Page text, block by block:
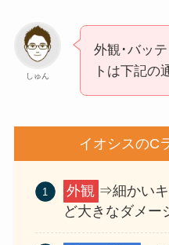
しゅん
外観･バッ
トは下記の
イオシスのC
外観 ⇒細かい
ど大きなダメー